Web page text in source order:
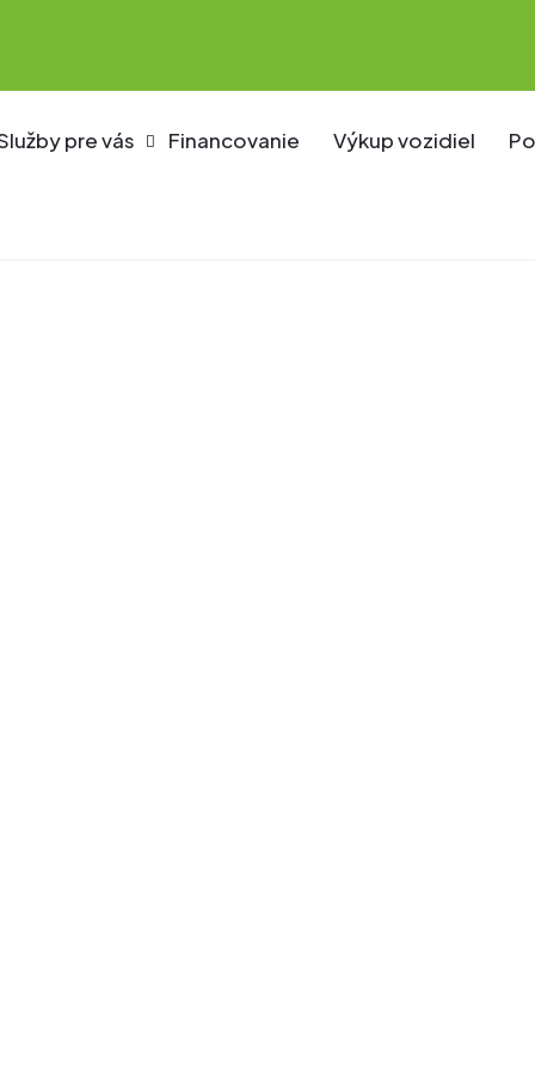
pre vás Financovanie Výkup vozidiel